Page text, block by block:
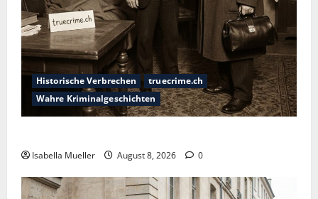
Historische Verbrechen
truecrime.ch
Wahre Kriminalgeschichten
Isabella Mueller August 8, 2026 0